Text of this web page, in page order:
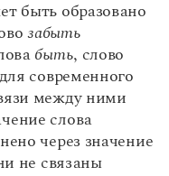
в разряд
предложения
по
быть образовано
забыть
быть, слово
современного
между ними
слова
через значение
не связаны